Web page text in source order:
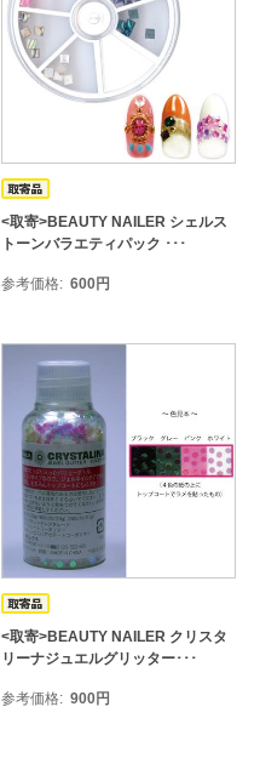
<取寄>BEAUTY NAILER シェルス
トーンバラエティパック ･･･
参考価格 600円
<取寄>BEAUTY NAILER クリスタ
リーナジュエルグリッター･･･
参考価格 900円